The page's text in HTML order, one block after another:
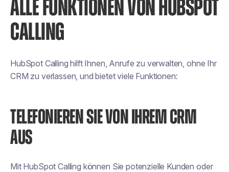
ALLE FUNKTIONEN VON HUBSPOT
CALLING
HubSpot Calling hilft Ihnen, Anrufe zu verwalten, ohne Ihr
CRM zu verlassen, und bietet viele Funktionen:
TELEFONIEREN SIE VON IHREM CRM
AUS
Mit HubSpot Calling können Sie potenzielle Kunden oder